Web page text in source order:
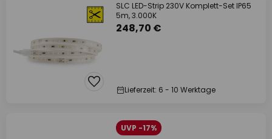
SLC LED-Strip 230V Komplett-Set IP65
5m, 3.000K
248,70 €
Lieferzeit: 6 - 10 Werktage
UVP -17%